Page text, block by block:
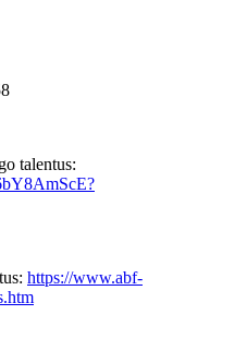
talentus:
https://www.abf-